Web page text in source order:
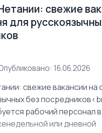
свежие
для
16.06.2026
свежие вакансии на
без
рабочий персонал в
или дневной